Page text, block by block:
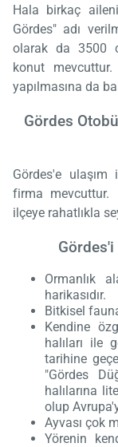
Hala birkaç
Gördes" adı
olarak da 3500
konut
yapılmasına da
Gördes
Gördes'e ulaşım
firma mevcuttur.
ilçeye rahatlıkla
Ormanlık
harikasıdır.
Bitkisel
Kendine
halıları ile
tarihine
"Gördes
halılarına
olup
Ayvası çok
Yörenin